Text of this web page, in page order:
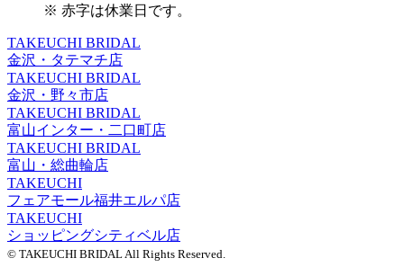
※ 赤字は休業日 です。
TAKEUCHI BRIDAL
金沢・タテマチ店
TAKEUCHI BRIDAL
金沢・野々市店
TAKEUCHI BRIDAL
富山インター・二口町店
TAKEUCHI BRIDAL
富山・総曲輪店
TAKEUCHI
フェアモール福井エルパ店
TAKEUCHI
ショッピングシティベル店
© TAKEUCHI BRIDAL All Rights Reserved.